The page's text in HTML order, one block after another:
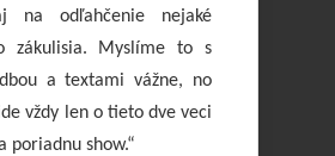
na odľahčenie nejaké
zákulisia. Myslíme to s
a textami vážne, no
vždy len o tieto dve veci
poriadnu show.“